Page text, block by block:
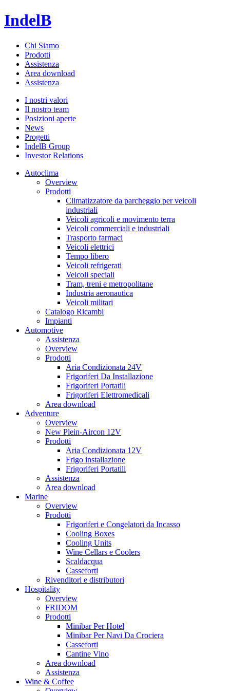
IndelB
Chi Siamo
Prodotti
Assistenza
Area download
Assistenza
I nostri valori
Il nostro team
Posizioni aperte
News
Progetti
IndelB Group
Investor Relations
Autoclima
Overview
Prodotti
Climatizzatore da parcheggio per veicoli
industriali
Veicoli agricoli e movimento terra
Veicoli commerciali e industriali
Trasporto farmaci
Veicoli elettrici
Tempo libero
Veicoli refrigerati
Veicoli speciali
Tram, treni e metropolitane
Industria aeronautica
Veicoli militari
Catalogo Ricambi
Impianti
Automotive
Assistenza
Overview
Prodotti
Aria Condizionata 24V
Frigoriferi Da Installazione
Frigoriferi Portatili
Frigoriferi Elettromedicali
Area download
Adventure
Overview
New Plein-Aircon 12V
Prodotti
Aria Condizionata 12V
Frigo installazione
Frigoriferi Portatili
Assistenza
Area download
Marine
Overview
Prodotti
Frigoriferi e Congelatori da Incasso
Cooling Boxes
Cooling Units
Wine Cellars e Coolers
Scaldacqua
Casseforti
Rivenditori e distributori
Hospitality
Overview
FRIDOM
Prodotti
Minibar Per Hotel
Minibar Per Navi Da Crociera
Casseforti
Cantine Vino
Area download
Assistenza
Wine & Coffee